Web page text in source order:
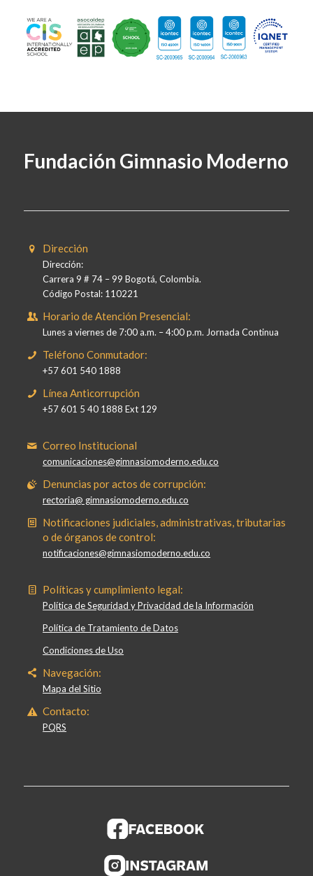
Fundación Gimnasio Moderno
Dirección
Dirección:
Carrera 9 # 74 – 99 Bogotá, Colombia.
Código Postal: 110221
Horario de Atención Presencial:
Lunes a viernes de 7:00 a.m. – 4:00 p.m. Jornada Continua
Teléfono Conmutador:
+57 601 540 1888
Línea Anticorrupción
+57 601 5 40 1888 Ext 129
Correo Institucional
comunicaciones@gimnasiomoderno.edu.co
Denuncias por actos de corrupción:
rectoria@ gimnasiomoderno.edu.co
Notificaciones judiciales, administrativas, tributarias
o de órganos de control:
notificaciones@gimnasiomoderno.edu.co
Políticas y cumplimiento legal:
Política de Seguridad y Privacidad de la Información
Política de Tratamiento de Datos
Condiciones de Uso
Navegación:
Mapa del Sitio
Contacto:
PQRS